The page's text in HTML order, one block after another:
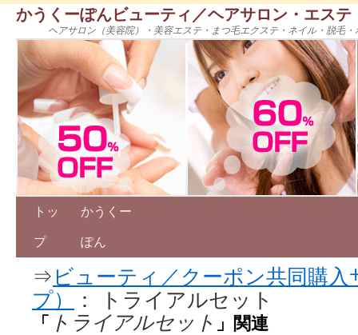
かうくーぽんビューティ／ヘアサロン・エス
ヘアサロン（美容院）・美容エステ・まつ毛エクステ・ネイル・脱毛
トッ
プ
かうくー
ぽん
⇒ ビューティ／クーポン共同購
プ）
： トライアルセット
「 トライアルセット 」関連